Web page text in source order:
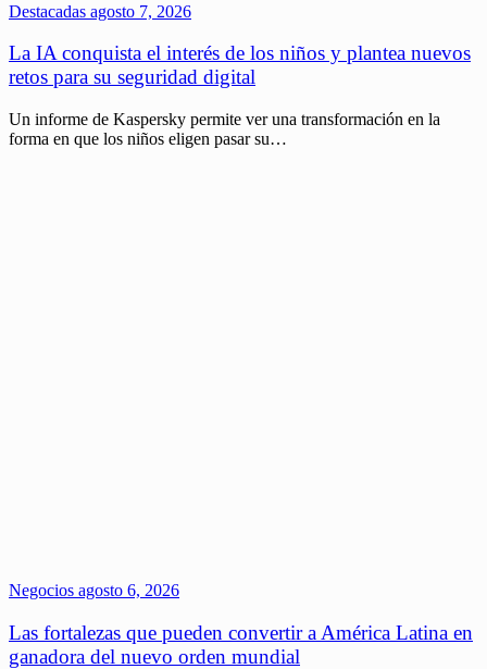
Destacadas agosto 7, 2026
La IA conquista el interés de los niños y plantea nuevos
retos para su seguridad digital
Un informe de Kaspersky permite ver una transformación en la
forma en que los niños eligen pasar su…
Negocios agosto 6, 2026
Las fortalezas que pueden convertir a América Latina en
ganadora del nuevo orden mundial